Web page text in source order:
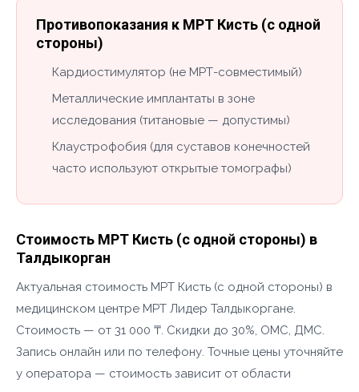
Противопоказания к МРТ Кисть (с одной
стороны)
Кардиостимулятор (не МРТ-совместимый)
Металлические имплантаты в зоне
исследования (титановые — допустимы)
Клаустрофобия (для суставов конечностей
часто используют открытые томографы)
Стоимость МРТ Кисть (с одной стороны) в
Талдыкорган
Актуальная стоимость МРТ Кисть (с одной стороны) в
медицинском центре МРТ Лидер Талдыкоргане.
Стоимость — от 31 000 ₸. Скидки до 30%, ОМС, ДМС.
Запись онлайн или по телефону. Точные цены уточняйте
у оператора — стоимость зависит от области